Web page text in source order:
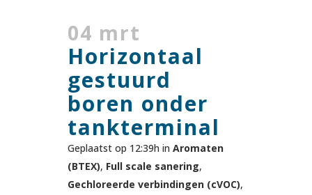
04 mrt
Horizontaal
gestuurd
boren onder
tankterminal
Geplaatst op 12:39h in Aromaten
(BTEX), Full scale sanering,
Gechloreerde verbindingen (cVOC),